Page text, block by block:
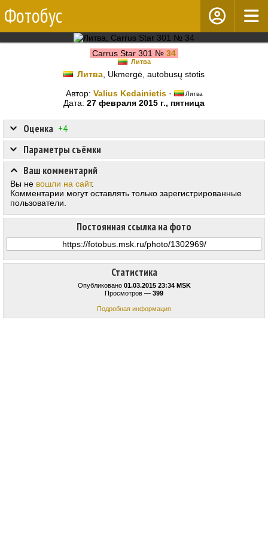
Фотобус
Carrus Star 301 № 34
Литва
Литва , Ukmergė, autobusų stotis
Автор: Valius Kedainietis· Литва
Дата: 27 февраля 2015 г., пятница
Статистика
Опубликовано 01.03.2015 23:34 MSK
Просмотров — 399
Подробная информация
Оценка +4
Постоянная ссылка на фото
Параметры съёмки
Ваш комментарий
Вы не вошли на сайт.
Комментарии могут оставлять только зарегистрированные
пользователи.